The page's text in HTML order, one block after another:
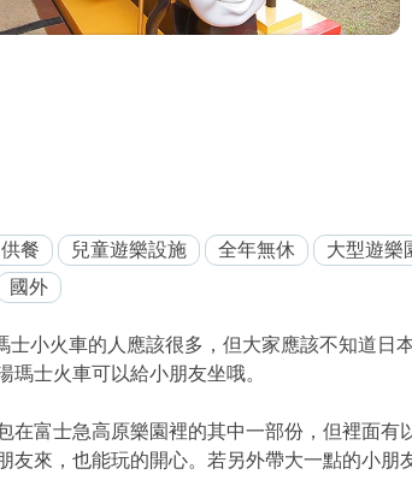
供餐 兒童遊樂設施 全年無休 大型遊樂
國外
士小火車的人應該很多，但大家應該不知道日
瑪士火車可以給小朋友坐哦。
在富士急高原樂園裡的其中一部份，但裡面有
友來，也能玩的開心。若另外帶大一點的小朋